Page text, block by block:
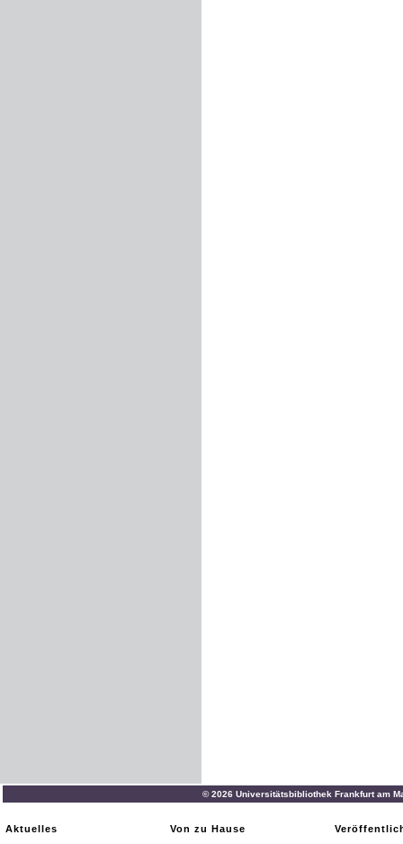
© 2026 Universitätsbibliothek Frankfurt am
Aktuelles
Von zu Hause